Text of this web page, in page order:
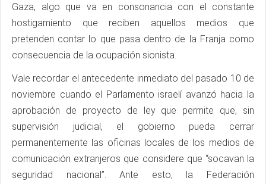
Gaza, algo que va en consonancia con el constante
hostigamiento que reciben aquellos medios que
pretenden contar lo que pasa dentro de la Franja como
consecuencia de la ocupación sionista.
Vale recordar el antecedente inmediato del pasado 10 de
noviembre cuando el Parlamento israelí avanzó hacia la
aprobación de proyecto de ley que permite que, sin
supervisión judicial, el gobierno pueda cerrar
permanentemente las oficinas locales de los medios de
comunicación extranjeros que considere que “socavan la
seguridad nacional”. Ante esto, la Federación